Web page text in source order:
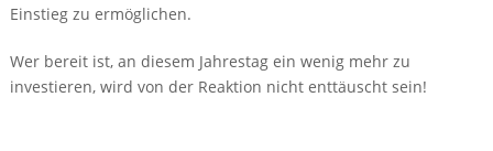
Einstieg zu ermöglichen.
Wer bereit ist, an diesem Jahrestag ein wenig mehr zu
investieren, wird von der Reaktion nicht enttäuscht sein!